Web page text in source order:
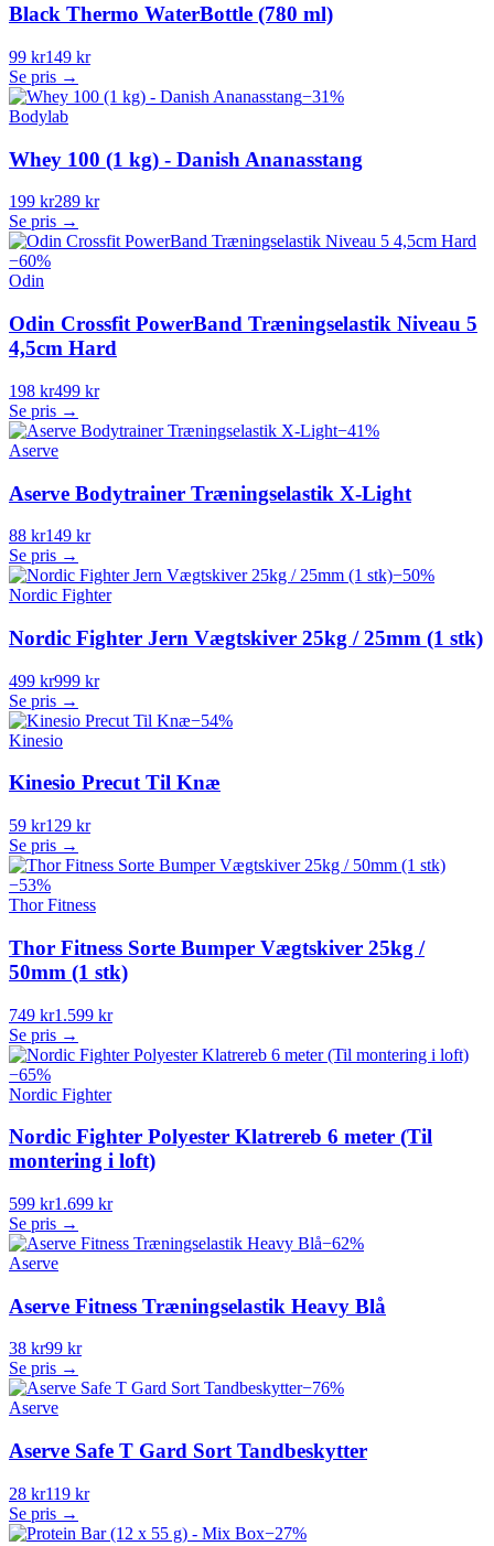
Black Thermo WaterBottle (780 ml)
99 kr149 kr
Se pris →
−31%
Bodylab
Whey 100 (1 kg) - Danish Ananasstang
199 kr289 kr
Se pris →
−60%
Odin
Odin Crossfit PowerBand Træningselastik Niveau 5
4,5cm Hard
198 kr499 kr
Se pris →
−41%
Aserve
Aserve Bodytrainer Træningselastik X-Light
88 kr149 kr
Se pris →
−50%
Nordic Fighter
Nordic Fighter Jern Vægtskiver 25kg / 25mm (1 stk)
499 kr999 kr
Se pris →
−54%
Kinesio
Kinesio Precut Til Knæ
59 kr129 kr
Se pris →
−53%
Thor Fitness
Thor Fitness Sorte Bumper Vægtskiver 25kg /
50mm (1 stk)
749 kr1.599 kr
Se pris →
−65%
Nordic Fighter
Nordic Fighter Polyester Klatrereb 6 meter (Til
montering i loft)
599 kr1.699 kr
Se pris →
−62%
Aserve
Aserve Fitness Træningselastik Heavy Blå
38 kr99 kr
Se pris →
−76%
Aserve
Aserve Safe T Gard Sort Tandbeskytter
28 kr119 kr
Se pris →
−27%